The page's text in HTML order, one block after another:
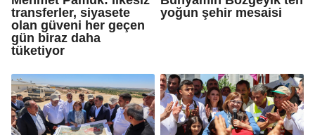
transferler, siyasete
olan güveni her geçen
gün biraz daha
tüketiyor
yoğun şehir mesaisi